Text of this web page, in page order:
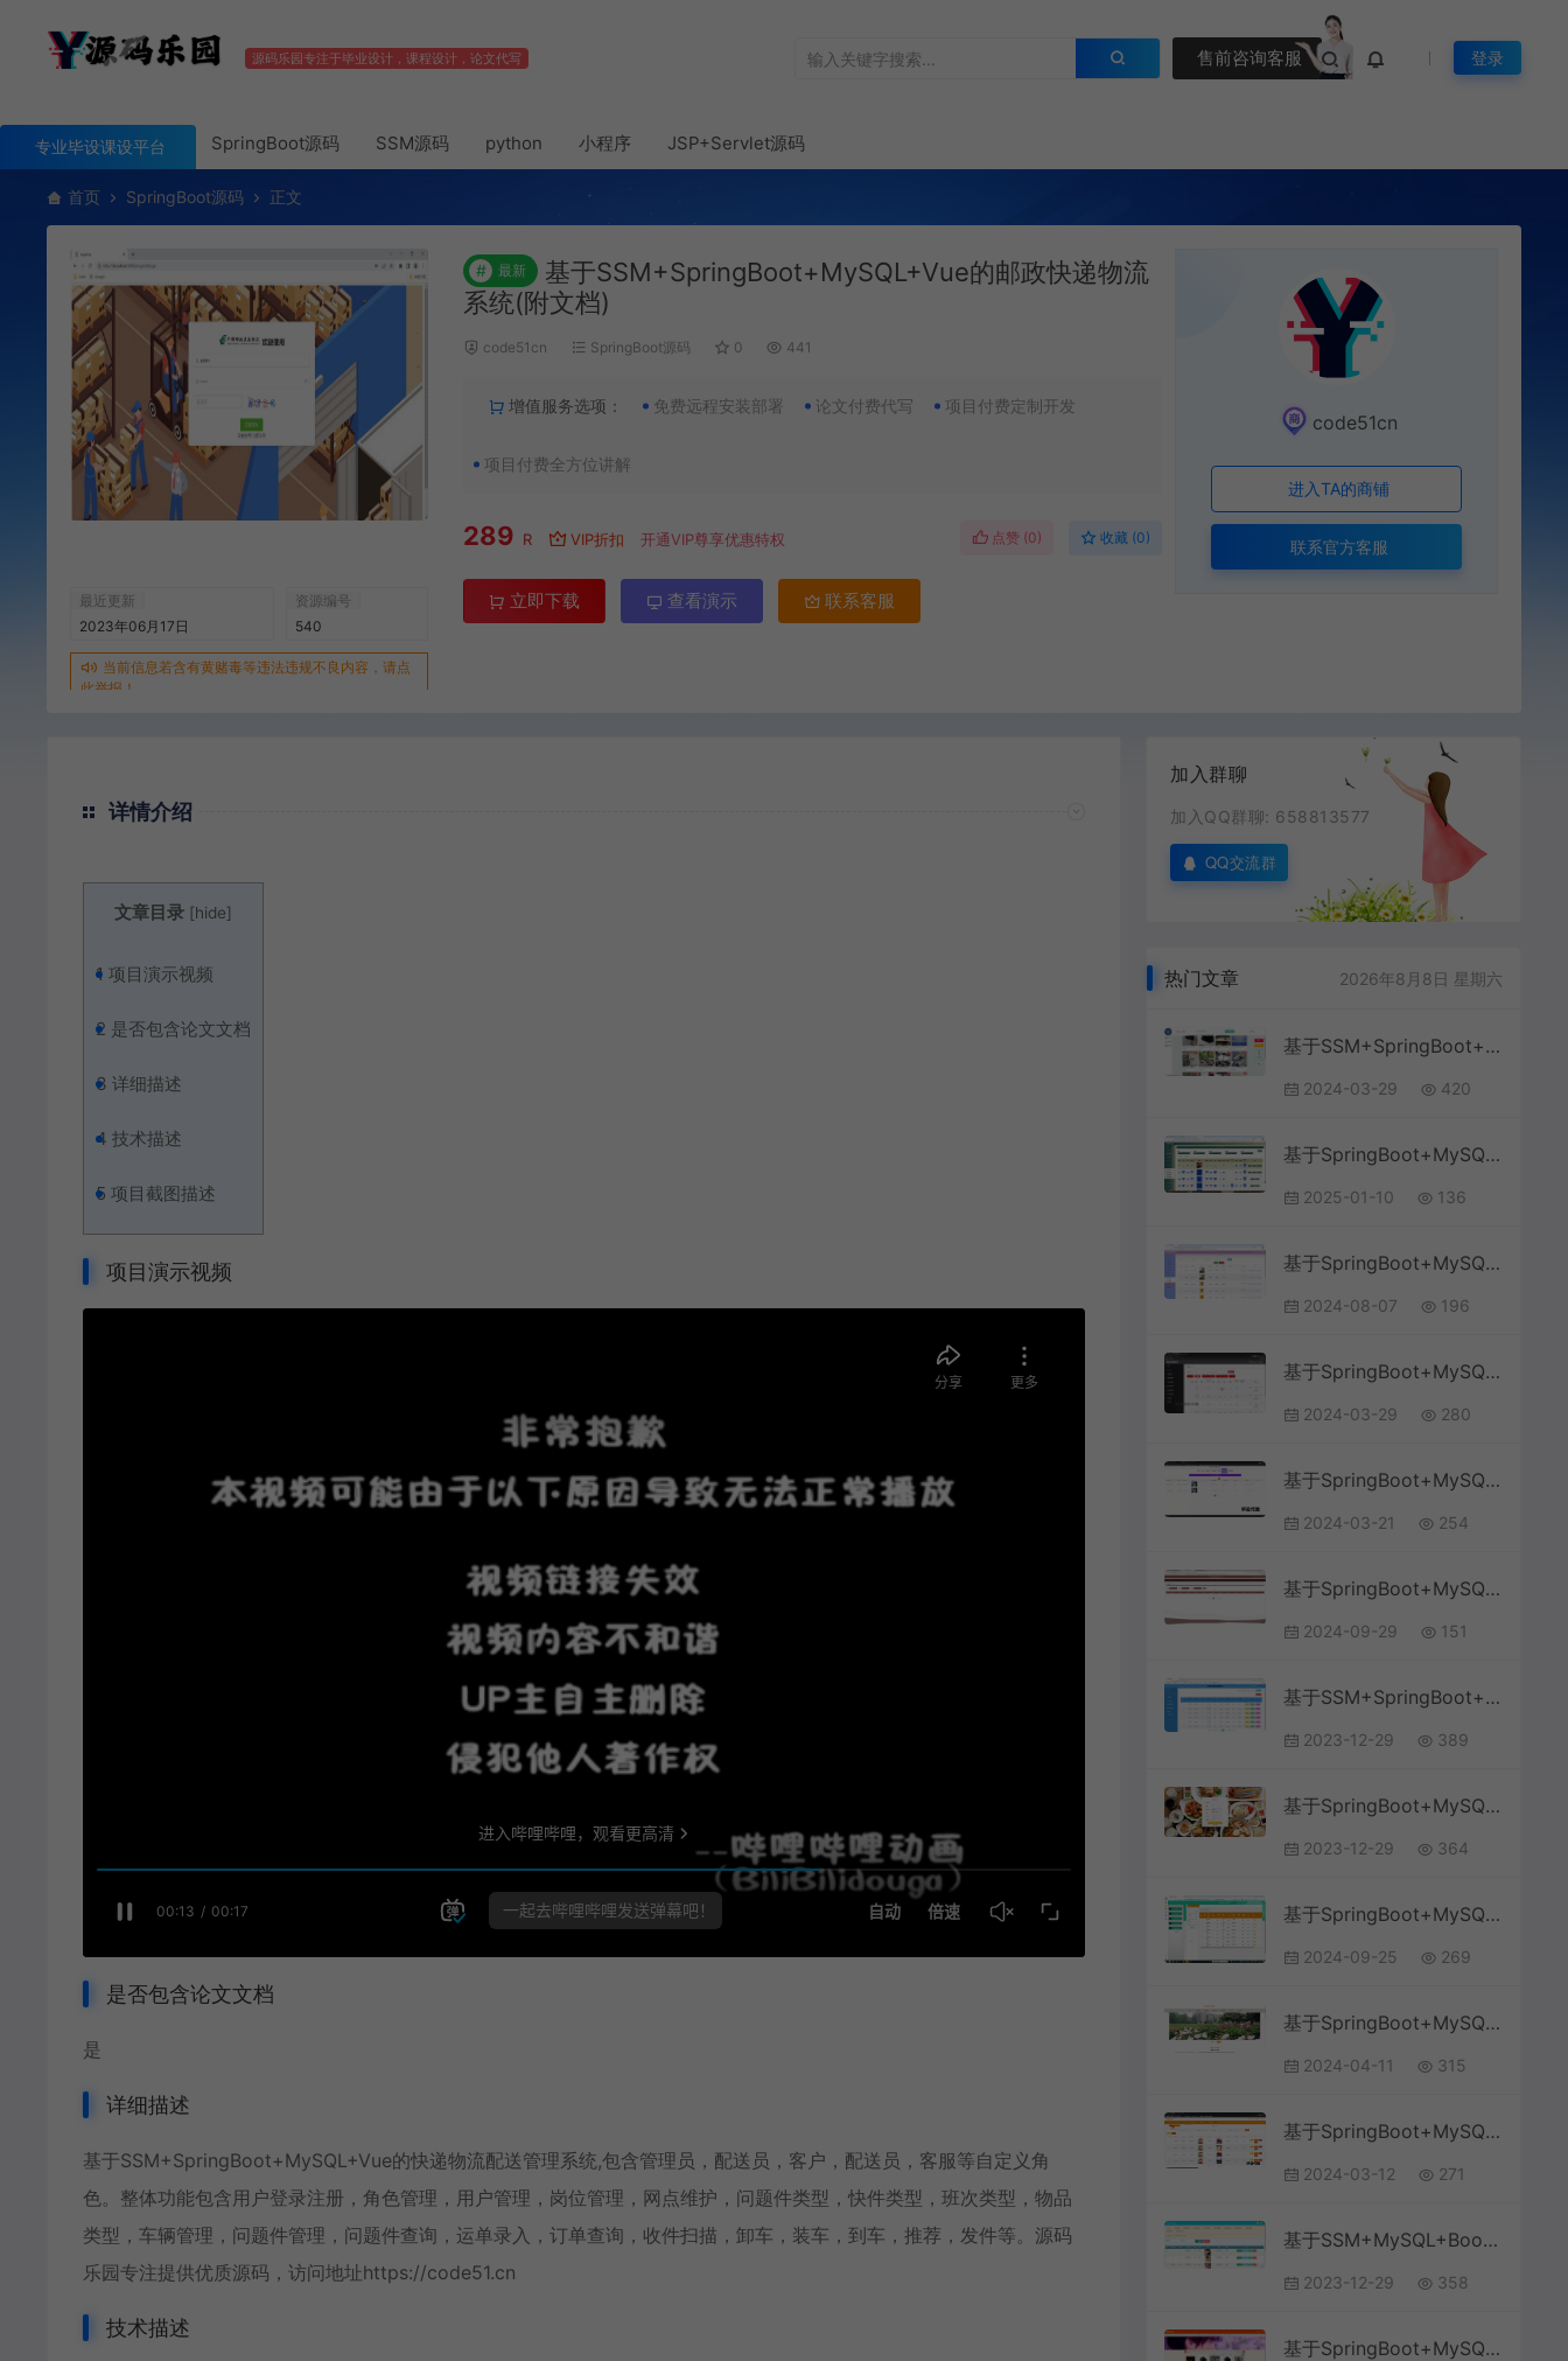
源码乐园专注于毕业设计，课程设计，论文代写 售前咨询客服 登录
专业毕设课设平台 SpringBoot源码 SSM源码 python 小程序 JSP+Servlet源码
首页 SpringBoot源码 正文
最近更新
2023年06月17日
资源编号
540
当前信息若含有黄赌毒等违法违规不良内容，请点
此举报！
# 最新
基于SSM+SpringBoot+MySQL+Vue的邮政快递物流
系统(附文档)
code51cn SpringBoot源码 0 441
增值服务选项： 免费远程安装部署 论文付费代写 项目付费定制开发
项目付费全方位讲解
289 R VIP折扣 开通VIP尊享优惠特权 点赞 (0) 收藏 (0)
立即下载 查看演示 联系客服
code51cn
进入TA的商铺
联系官方客服
详情介绍
文章目录 [hide]
1 项目演示视频
2 是否包含论文文档
3 详细描述
4 技术描述
5 项目截图描述
项目演示视频
是否包含论文文档
是
详细描述
基于SSM+SpringBoot+MySQL+Vue的快递物流配送管理系统,包含管理员，配送员，客户，配送员，客服等自定义角
色。整体功能包含用户登录注册，角色管理，用户管理，岗位管理，网点维护，问题件类型，快件类型，班次类型，物品
类型，车辆管理，问题件管理，问题件查询，运单录入，订单查询，收件扫描，卸车，装车，到车，推荐，发件等。源码
乐园专注提供优质源码，访问地址https://code51.cn
技术描述
加入群聊
加入QQ群聊: 658813577
QQ交流群
热门文章 2026年8月8日 星期六
基于SSM+SpringBoot+MySQL的高校二手交易系统(附论文)
2024-03-29 420
基于SpringBoot+MySQL+Vue.js的智慧物流小程序(附论文)
2025-01-10 136
基于SpringBoot+MySQL+Vue.js的在线英语阅读分级(附论文)
2024-08-07 196
基于SpringBoot+MySQL+Vue.js的量化积分管理系统(附论文)
2024-03-29 280
基于SpringBoot+MySQL+Vue.js的政务大厅管理系统(附论文)
2024-03-21 254
基于SpringBoot+MySQL+Vue.js的大学生志愿者管理系统(附论文)
2024-09-29 151
基于SSM+SpringBoot+MySQL+Vue+ElementUI前后端分离的网络作业提交批改管理系统(附论文)
2023-12-29 389
基于SpringBoot+MySQL+Vue的网上点餐系统(附论文)
2023-12-29 364
基于SpringBoot+MySQL+Vue.js的高校奖助学金系统(附论文)
2024-09-25 269
基于SpringBoot+MySQL+Vue.js的在线教育网站系统(附论文)
2024-04-11 315
基于SpringBoot+MySQL+Vue.js的志愿者管理系统(附论文)
2024-03-12 271
基于SSM+MySQL+Bootstrap的体育竞赛管理系统(附论文)
2023-12-29 358
基于SpringBoot+MySQL+Vue.js的网络音乐系统(附论文)